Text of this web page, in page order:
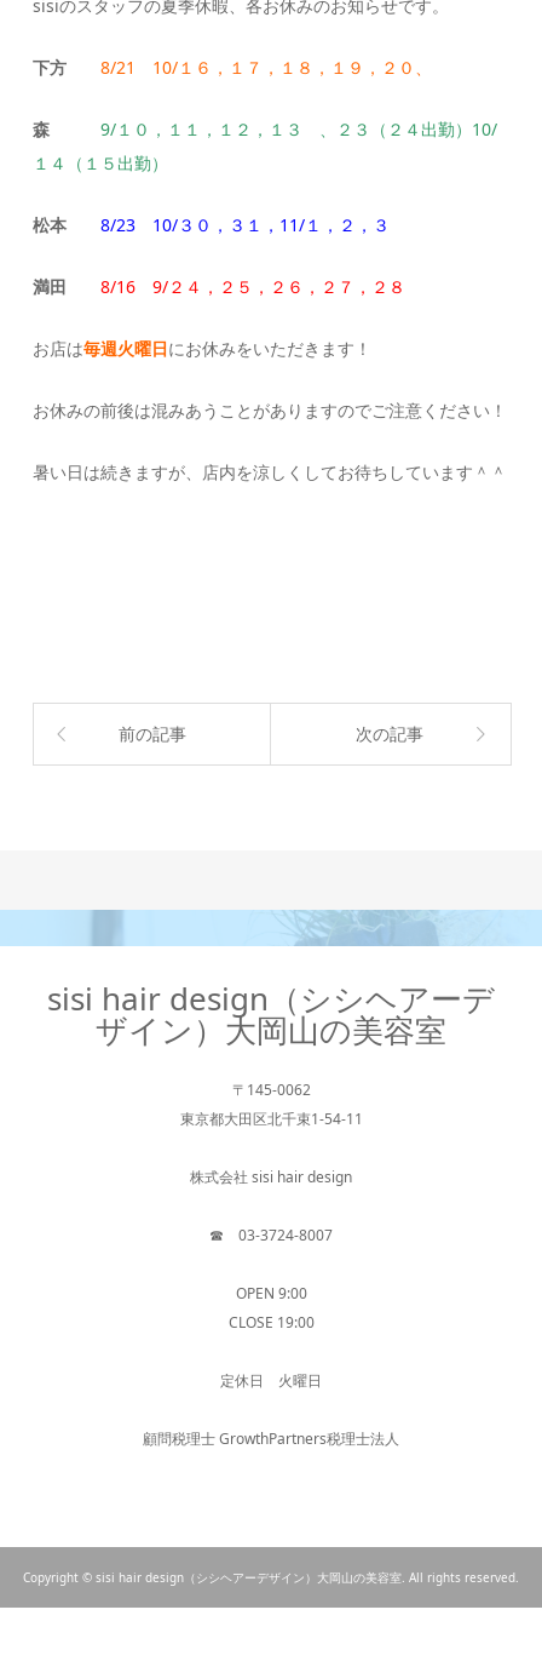
sisiのスタッフの夏季休暇、各お休みのお知らせです。
下方 8/21 10/１６，１７，１８，１９，２０、
森
9/１０，１１，１２，１３ 、２３（２４出勤）10/
１４（１５出勤）
松本 8/23 10/３０，３１，11/１，２，３
満田 8/16 9/２４，２５，２６，２７，２８
お店は毎週火曜日にお休みをいただきます！
お休みの前後は混みあうことがありますのでご注意ください！
暑い日は続きますが、店内を涼しくしてお待ちしています＾＾
前の記事 次の記事
sisi hair design（シシヘアーデ
ザイン）大岡山の美容室
〒145-0062
東京都大田区北千束1-54-11
株式会社 sisi hair design
☎︎ 03-3724-8007
OPEN 9:00
CLOSE 19:00
定休日 火曜日
顧問税理士 GrowthPartners税理士法人
Copyright © sisi hair design（シシヘアーデザイン）大岡山の美容室. All rights reserved.